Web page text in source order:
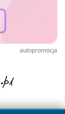
autopromocja